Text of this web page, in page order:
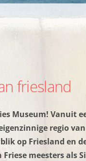
friesland
Museum! Vanuit
regio
op Friesland en
meesters als